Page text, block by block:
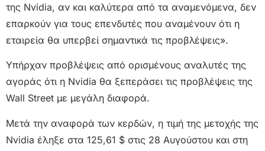
της Nvidia, αν και καλύτερα από τα αναμενόμενα, δεν
επαρκούν για τους επενδυτές που αναμένουν ότι η
εταιρεία θα υπερβεί σημαντικά τις προβλέψεις».
Υπήρχαν προβλέψεις από ορισμένους αναλυτές της
αγοράς ότι η Nvidia θα ξεπεράσει τις προβλέψεις της
Wall Street με μεγάλη διαφορά.
Μετά την αναφορά των κερδών, η τιμή της μετοχής της
Nvidia έληξε στα 125,61 $ στις 28 Αυγούστου και στη